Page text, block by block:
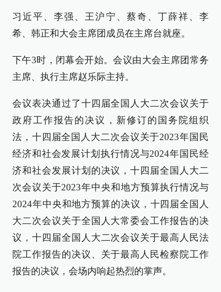
习近平、李强、王沪宁、蔡奇、丁薛祥、李
希、韩正和大会主席团成员在主席台就座。
下午3时，闭幕会开始。会议由大会主席团常务
主席、执行主席赵乐际主持。
会议表决通过了十四届全国人大二次会议关于
政府工作报告的决议，新修订的国务院组织
法，十四届全国人大二次会议关于2023年国民
经济和社会发展计划执行情况与2024年国民经
济和社会发展计划的决议，十四届全国人大二
次会议关于2023年中央和地方预算执行情况与
2024年中央和地方预算的决议，十四届全国人
大二次会议关于全国人大常委会工作报告的决
议，十四届全国人大二次会议关于最高人民法
院工作报告的决议、关于最高人民检察院工作
报告的决议，会场内响起热烈的掌声。